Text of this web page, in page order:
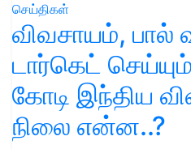
செய்திகள்
விவசாயம்,
டார்கெட்
கோடி இந்திய
நிலை என்ன..?